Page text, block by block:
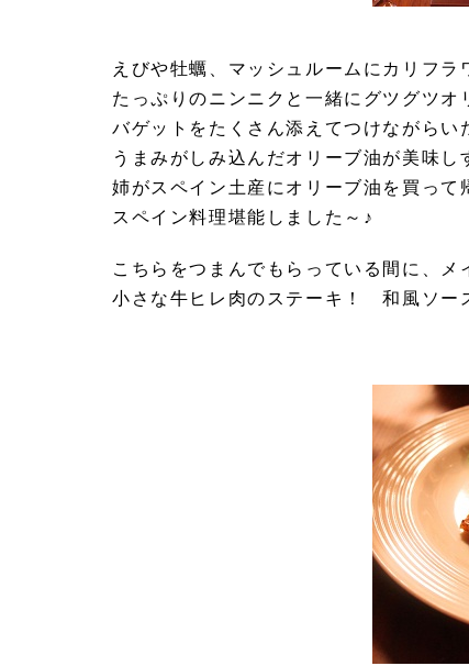
えびや牡蠣、マッシュルームにカリフラ
たっぷりのニンニクと一緒にグツグツオ
バゲットをたくさん添えてつけながらい
うまみがしみ込んだオリーブ油が美味
姉がスペイン土産にオリーブ油を買って
スペイン料理堪能しました～♪
こちらをつまんでもらっている間に、メ
小さな牛ヒレ肉のステーキ！ 和風ソー